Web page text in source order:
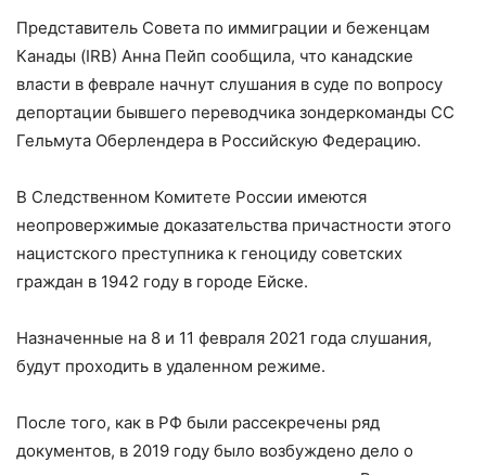
Представитель Совета по иммиграции и беженцам
Канады (IRB) Анна Пейп сообщила, что канадские
власти в феврале начнут слушания в суде по вопросу
депортации бывшего переводчика зондеркоманды СС
Гельмута Оберлендера в Российскую Федерацию.
В Следственном Комитете России имеются
неопровержимые доказательства причастности этого
нацистского преступника к геноциду советских
граждан в 1942 году в городе Ейске.
Назначенные на 8 и 11 февраля 2021 года слушания,
будут проходить в удаленном режиме.
После того, как в РФ были рассекречены ряд
документов, в 2019 году было возбуждено дело о